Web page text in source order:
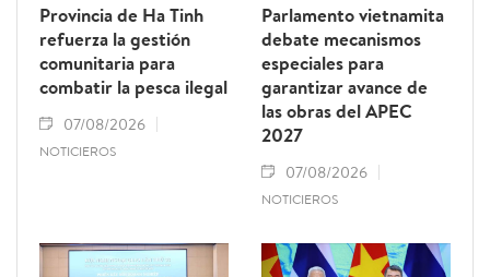
Provincia de Ha Tinh
refuerza la gestión
comunitaria para
combatir la pesca ilegal
07/08/2026
NOTICIEROS
Parlamento vietnamita
debate mecanismos
especiales para
garantizar avance de
las obras del APEC
2027
07/08/2026
NOTICIEROS